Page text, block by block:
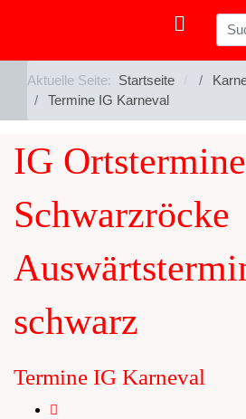
Aktuelle Seite: Startseite
Termine IG Karneval
IG
Schwarzröcke
schwarz
Termine IG Karneval